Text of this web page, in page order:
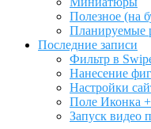
Полезное (на
Планируемые
Последние записи
Фильтр в
Нанесение
Настройки
Поле Иконка
Запуск видео